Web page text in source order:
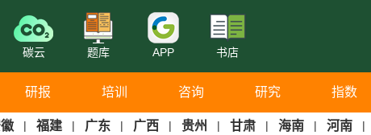
碳云 题库 APP 书店
研报 培训 咨询 研究 指数
| 福建 | 广东 | 广西 | 贵州 | 甘肃 | 海南 | 河南 |